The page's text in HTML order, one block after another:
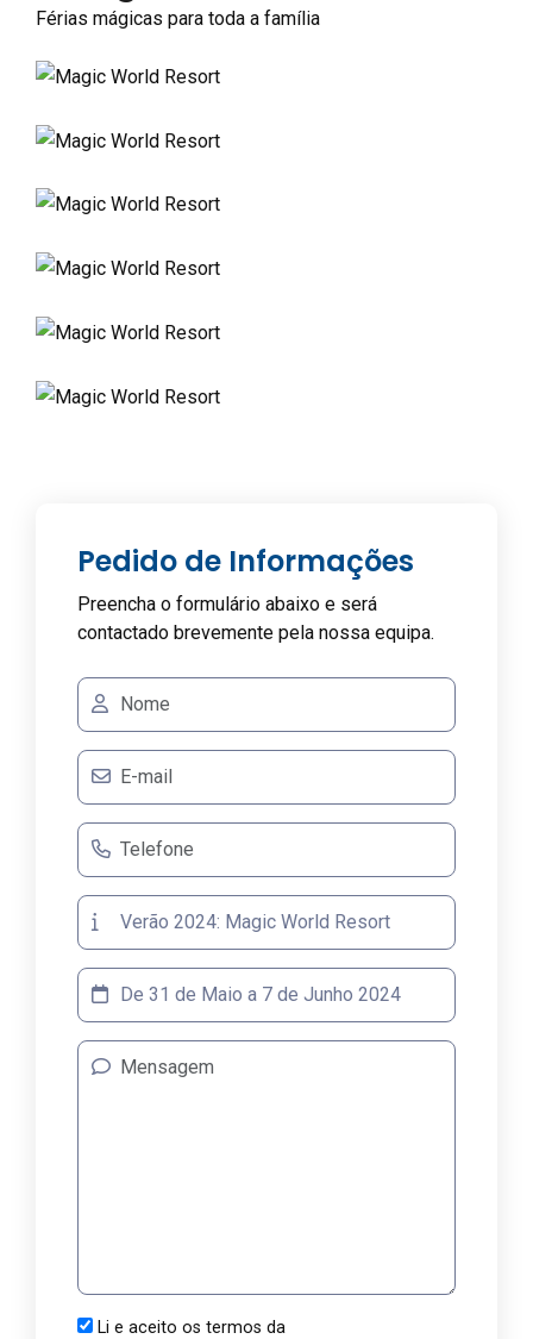
Férias mágicas para toda a família
Pedido de Informações
Preencha o formulário abaixo e será
contactado brevemente pela nossa equipa.
Li e aceito os termos da